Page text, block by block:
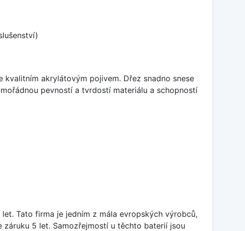
akrylátovým pojivem. Dřez snadno snese
pevností a tvrdostí materiálu a schopností
Tato firma je jedním z mála evropských výrobců,
5 let. Samozřejmostí u těchto baterií jsou